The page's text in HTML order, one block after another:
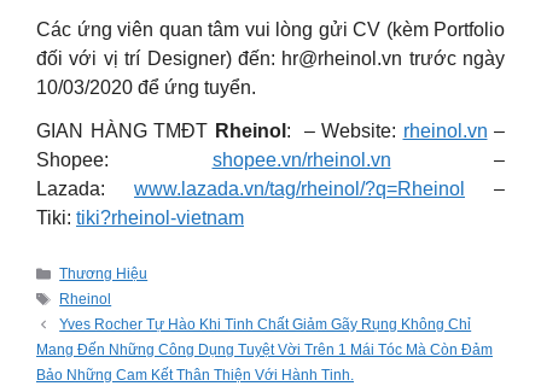
Các ứng viên quan tâm vui lòng gửi CV (kèm Portfolio
đối với vị trí Designer) đến: hr@rheinol.vn trước ngày
10/03/2020 để ứng tuyển.
GIAN HÀNG TMĐT Rheinol : – Website: rheinol.vn –
Shopee: shopee.vn/rheinol.vn –
Lazada: www.lazada.vn/tag/rheinol/?q=Rheinol
–
Tiki: tiki?rheinol-vietnam
Categories
Thương Hiệu
Tags
Rheinol
Yves Rocher Tự Hào Khi Tinh Chất Giảm Gãy Rụng Không Chỉ
Mang Đến Những Công Dụng Tuyệt Vời Trên 1 Mái Tóc Mà Còn Đảm
Bảo Những Cam Kết Thân Thiện Với Hành Tinh.